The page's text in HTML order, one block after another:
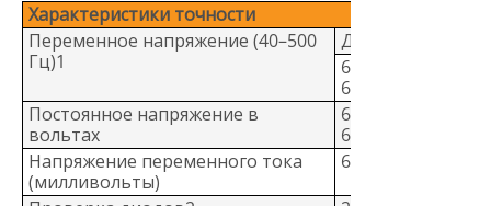
Характеристики точности
Переменное напряжение (40–500
Гц)1
Диапазон
6,000 В 60,00 В
600,0 В
Постоянное напряжение в
вольтах
6,000 В 60,00 В
600,0 В
Напряжение переменного тока
(милливольты)
600,0 мВ